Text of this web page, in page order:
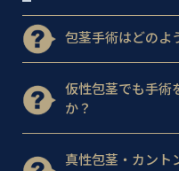
包茎手術はどのよ
仮性包茎でも手術
か？
真性包茎・カント